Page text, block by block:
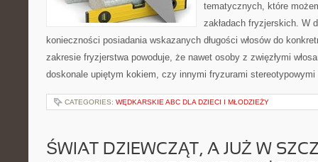
tematycznych, które
zakładach fryzjerskich. W
konieczności posiadania wskazanych długości włosów do
zakresie fryzjerstwa powoduje, że nawet osoby z zwięzłymi
doskonale upiętym kokiem, czy innymi fryzurami
CATEGORIES: WĘDKARSKIE ABC DLA DZIECI I MŁODZIEŻY
ŚWIAT DZIEWCZĄT, A JUŻ W